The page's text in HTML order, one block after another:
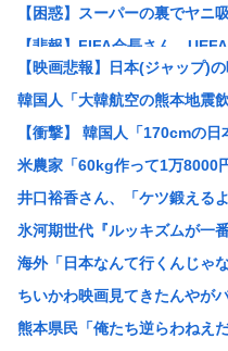
【困惑】スーパーの裏でヤニ
【悲報】FIFA会長さん、
海賊王の左腕、死亡www
【地震】東京、ドンっと揺れ
ショートスリーパー掘、いよ
「小泉やめろ！」→市民らが
【悲報】ニューバランスはダ
【悲報】渡邊渚さん「私が
【悲報】スーパーの裏でヤニ
東京に住むメリット、よく考
【画像】大谷真美子のJK時代
【映画悲報】日本(ジャップ)
韓国人「大韓航空の熊本地震
【衝撃】 韓国人「170cmの
米農家「60kg作って1万
井口裕香さん、「ケツ鍛える
氷河期世代『ルッキズムが一
海外「日本なんて行くんじゃ
ちいかわ映画見てきたんやが
熊本県民「俺たち逆らわねえ